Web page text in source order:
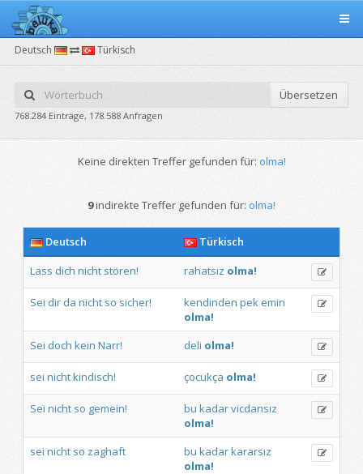
Deutsch Türkisch
Übersetzen
768.284 Einträge, 178.588 Anfragen
Keine direkten Treffer gefunden für: olma!
9indirekte Treffer gefunden für: olma!
Deutsch
Türkisch
Lass dich nicht stören! rahatsız olma!
Sei dir da nicht so sicher! kendinden pek emin
olma!
Sei doch kein Narr! deli olma!
sei nichtkindisch! çocukça olma!
Sei nicht so gemein! bu kadarvicdansız
olma!
sei nicht so zaghaft bu kadarkararsız
olma!